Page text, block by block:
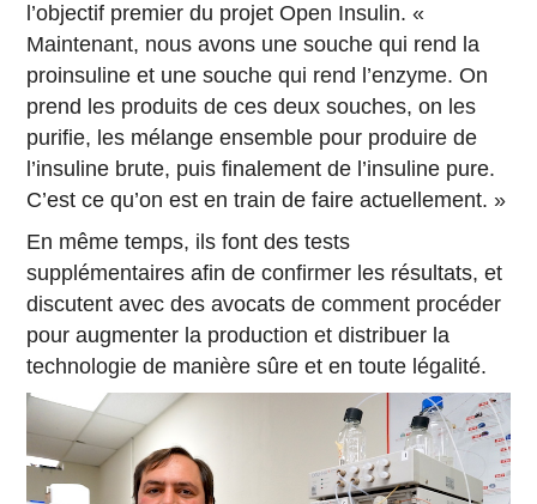
l’objectif premier du projet Open Insulin. «
Maintenant, nous avons une souche qui rend la
proinsuline et une souche qui rend l’enzyme. On
prend les produits de ces deux souches, on les
purifie, les mélange ensemble pour produire de
l’insuline brute, puis finalement de l’insuline pure.
C’est ce qu’on est en train de faire actuellement. »
En même temps, ils font des tests
supplémentaires afin de confirmer les résultats, et
discutent avec des avocats de comment procéder
pour augmenter la production et distribuer la
technologie de manière sûre et en toute légalité.